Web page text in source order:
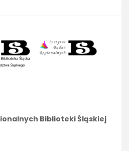
Biblioteki Śląskiej